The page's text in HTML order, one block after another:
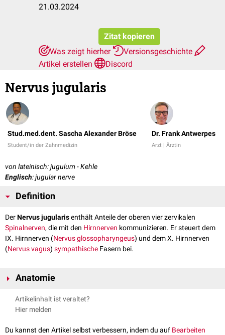
21.03.2024
Zitat kopieren
Was zeigt hierher
Versionsgeschichte
Artikel erstellen
Discord
Nervus jugularis
Stud.med.dent. Sascha Alexander Bröse
Student/in der Zahnmedizin
Dr. Frank Antwerpes
Arzt | Ärztin
von lateinisch: jugulum - Kehle
Englisch: jugular nerve
Definition
DerNervus jugularisenthält Anteile der oberen vier zervikalen
Spinalnerven, die mit den Hirnnerven kommunizieren. Er steuert dem
IX. Hirnnerven (Nervus glossopharyngeus) und dem X. Hirnnerven
(Nervus vagus) sympathische Fasern bei.
Anatomie
Der Nervus jugularis zieht
Ganglion inferius
vagus einzutreten.
Artikelinhalt ist veraltet?
Hier melden
Du kannst den Artikel selbst verbessern, indem du auf Bearbeiten